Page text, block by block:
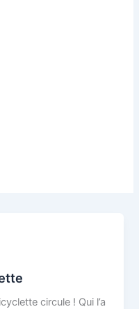
circule ! Qui l’a